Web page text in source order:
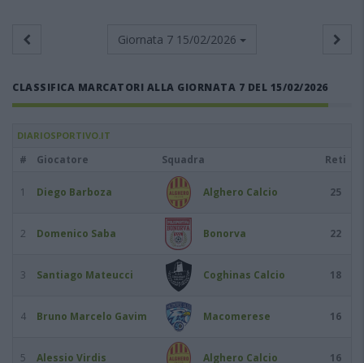
Giornata 7 15/02/2026
CLASSIFICA MARCATORI ALLA GIORNATA 7 DEL 15/02/2026
DIARIOSPORTIVO.IT
# Giocatore Squadra Reti
1 Diego Barboza Alghero Calcio 25
2 Domenico Saba Bonorva 22
3 Santiago Mateucci Coghinas Calcio 18
4 Bruno Marcelo Gavim Macomerese 16
5 Alessio Virdis Alghero Calcio 16